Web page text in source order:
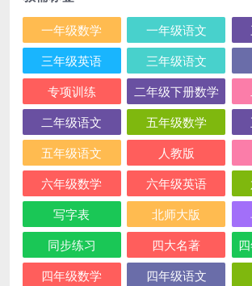
一年级数学 一年级语文
三年级英语
三年级语文
专项训练
二年级下册数学
二年级语文
五年级数学
五年级语文
人教版
六年级数学
六年级英语
写字表
北师大版
同步练习
四大名著
四年级数学
四年级语文